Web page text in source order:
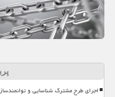
اجرای طرح مشترک شناسایی و